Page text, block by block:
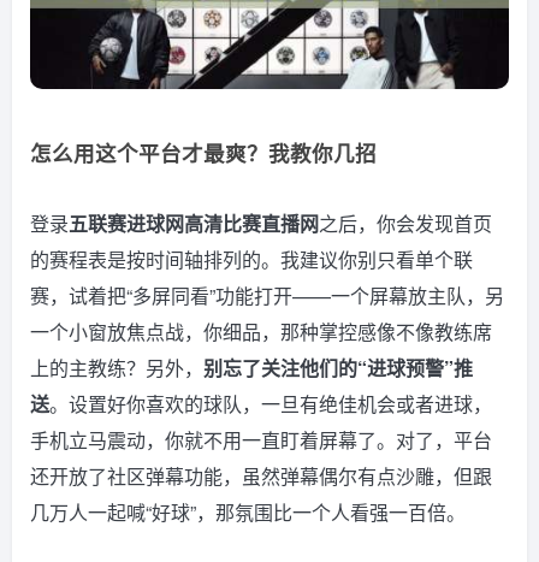
怎么用这个平台才最爽？我教你几招
登录五联赛进球网高清比赛直播网之后，你会发现首页
的赛程表是按时间轴排列的。我建议你别只看单个联
赛，试着把“多屏同看”功能打开——一个屏幕放主队，另
一个小窗放焦点战，你细品，那种掌控感像不像教练席
上的主教练？另外， 别忘了关注他们的“进球预警”推
送。设置好你喜欢的球队，一旦有绝佳机会或者进球，
手机立马震动，你就不用一直盯着屏幕了。对了，平台
还开放了社区弹幕功能，虽然弹幕偶尔有点沙雕，但跟
几万人一起喊“好球”，那氛围比一个人看强一百倍。